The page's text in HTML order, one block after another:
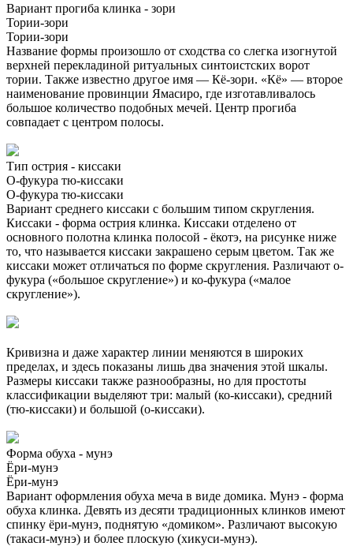
Вариант прогиба клинка - зори
Тории-зори
Тории-зори
Название формы произошло от сходства со слегка изогнутой
верхней перекладиной ритуальных синтоистских ворот
тории. Также известно другое имя — Кё-зори. «Кё» — второе
наименование провинции Ямасиро, где изготавливалось
большое количество подобных мечей. Центр прогиба
совпадает с центром полосы.
Тип острия - киссаки
О-фукура тю-киссаки
О-фукура тю-киссаки
Вариант среднего киссаки с большим типом скругления.
Киссаки - форма острия клинка. Киссаки отделено от
основного полотна клинка полосой - ёкотэ, на рисунке ниже
то, что называется киссаки закрашено серым цветом. Так же
киссаки может отличаться по форме скругления. Различают о-
фукура («большое скругление») и ко-фукура («малое
скругление»).
Кривизна и даже характер линии меняются в широких
пределах, и здесь показаны лишь два значения этой шкалы.
Размеры киссаки также разнообразны, но для простоты
классификации выделяют три: малый (ко-киссаки), средний
(тю-киссаки) и большой (о-киссаки).
Форма обуха - мунэ
Ёри-мунэ
Ёри-мунэ
Вариант оформления обуха меча в виде домика. Мунэ - форма
обуха клинка. Девять из десяти традиционных клинков имеют
спинку ёри-мунэ, поднятую «домиком». Различают высокую
(такаси-мунэ) и более плоскую (хикуси-мунэ).